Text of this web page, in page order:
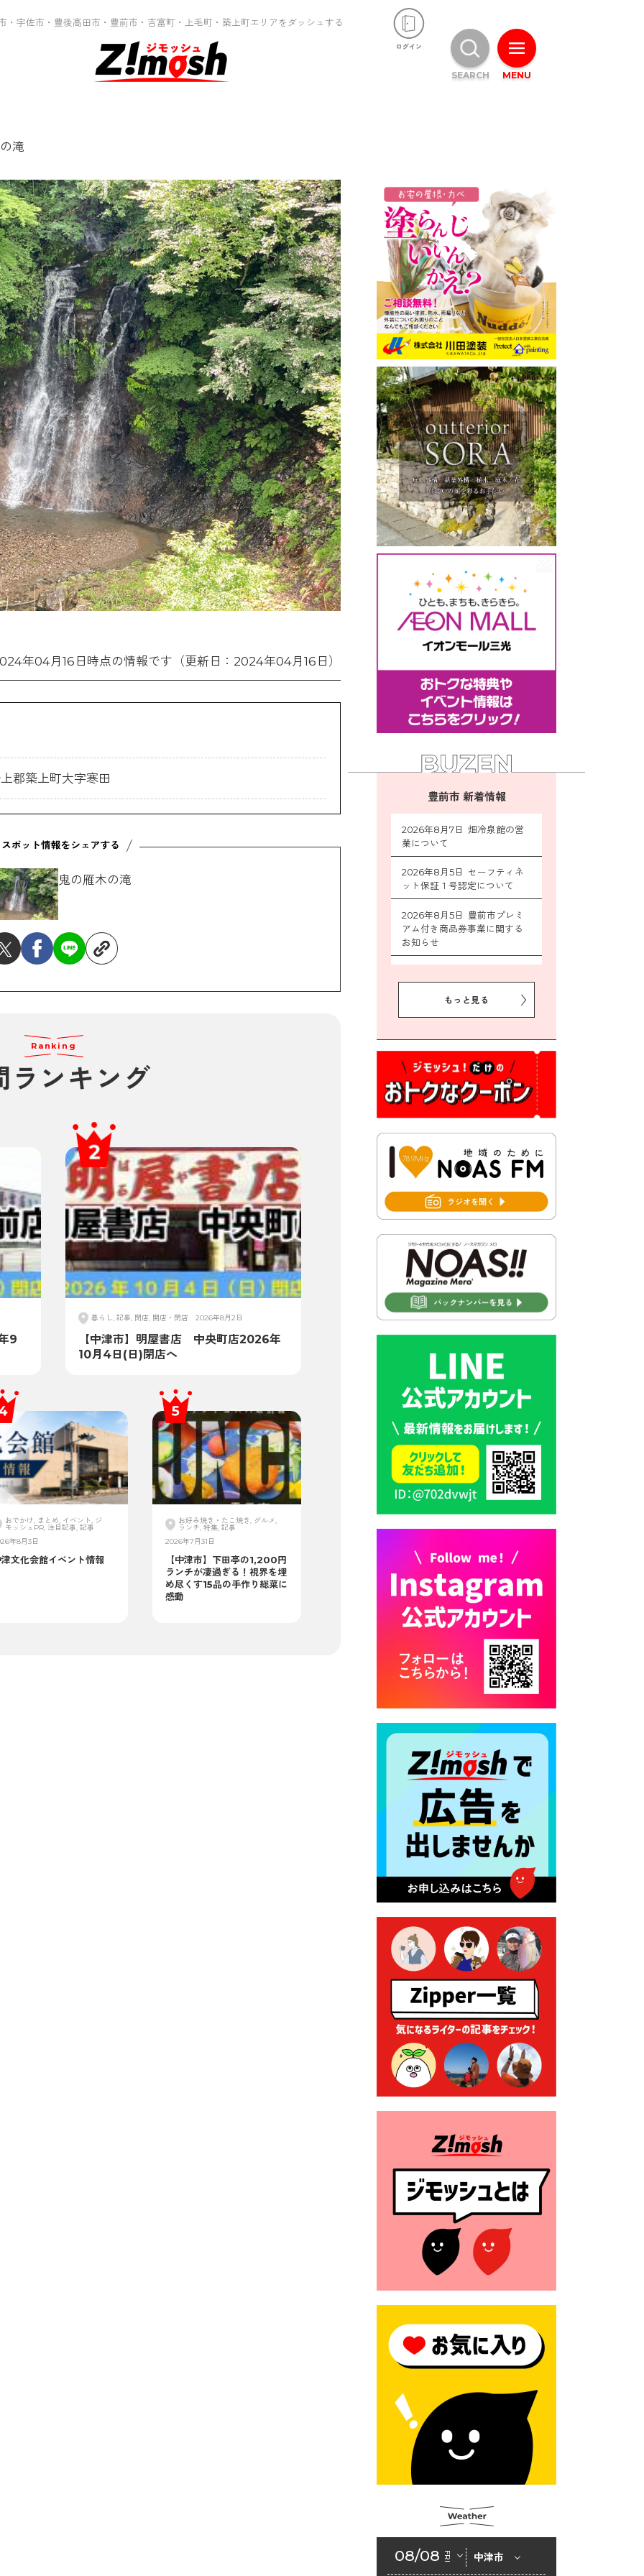
・宇佐市・豊後高田市・豊前市・吉富町・上毛町・築上町エリアをダッシュする
滝
年04月16日時点の情報です（更新日：2024年04月16日）
郡築上町大字寒田
鬼の雁木の滝
Ranking
ランキング
9
暮らし, 記事, 閉店, 開店・閉店 2026年8月2日
【中津市】明屋書店 中央町店2026年
10月4日(日)閉店へ
おでかけ, まとめ, イベント, ジ
モッシュPR, 注目記事, 記事
年8月3日
文化会館イベント情報
お好み焼き・たこ焼き, グルメ,
ランチ, 特集, 記事
2026年7月31日
【中津市】下田亭の1,200円
ランチが凄過ぎる！視界を埋
め尽くす15品の手作り総菜に
感動
豊前市 新着情報
2026年8月7日 畑冷泉館の営
業について
2026年8月5日 セーフティネ
ット保証１号認定について
2026年8月5日 豊前市プレミ
アム付き商品券事業に関する
お知らせ
ン作戦参加者募集
対抗「福岡駅伝」出場選手募
集！
2026年7月31日 第６次豊前市
総合計画後期基本計画策定業
書が変わります！
2026年7月30日 豊前市立豊前
中学校の進捗状況について
2026年7月30日 豊前市立学校
2026年7月30日 豊前市立学校
紹介≪再編計画の見直しにつ
いて≫
2026年7月29日 豊前市指定ご
み袋販売のお知らせ
2026年7月28日 豊前カラス天
狗みなと祭り（花火大会）開
催決定！
2026年7月28日 令和8年度
京築地区水道企業団職員採用
試験（募集）
2026年7月27日 マイナンバー
カード交付に伴う休日および
平日夜間開庁の案内
2026年7月22日 令和８年度
「こども文化パスポート事
2026年7月21日 卜仙の郷 お
盆期間の営業時間のお知らせ
2026年7月17日 バス経路検索
のご利用案内
2026年7月10日 台湾伝統音楽
団体 「北埔八音団・楽善軒」
公演開催のお知らせ
ンディング型ふるさと納税の
実施について
2026年7月9日 農地法等に係
る各種申請に係る登記事項証
明書の添付省略について
2026年7月9日 廃食用油の回
収
2026年7月7日 「おゆずりコ
ーナー」について
2026年7月1日 豊前市民プール
一般開放
（令和８年４月１日施行）
格改定
2026年6月23日 公告一覧（市
内業者対象）を更新しまし
2026年6月23日 （一財）豊前
市佐野・則尾育英会奨学生募
2026年6月18日 セアカゴケグ
モにご注意ください！
ェルターの指定
2026年6月10日 令和８年経済
センサス-活動調査
2026年6月9日 令和８年第３
回定例会「一般質問一覧表」
2026年6月5日 新婚世帯の家
2026年6月2日 戸籍に氏名の
振り仮名が記載されます
もっと見る
08/08 FRI 中津市
MENU
SEARCH